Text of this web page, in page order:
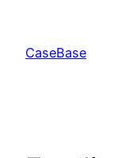
indhold
CaseBase